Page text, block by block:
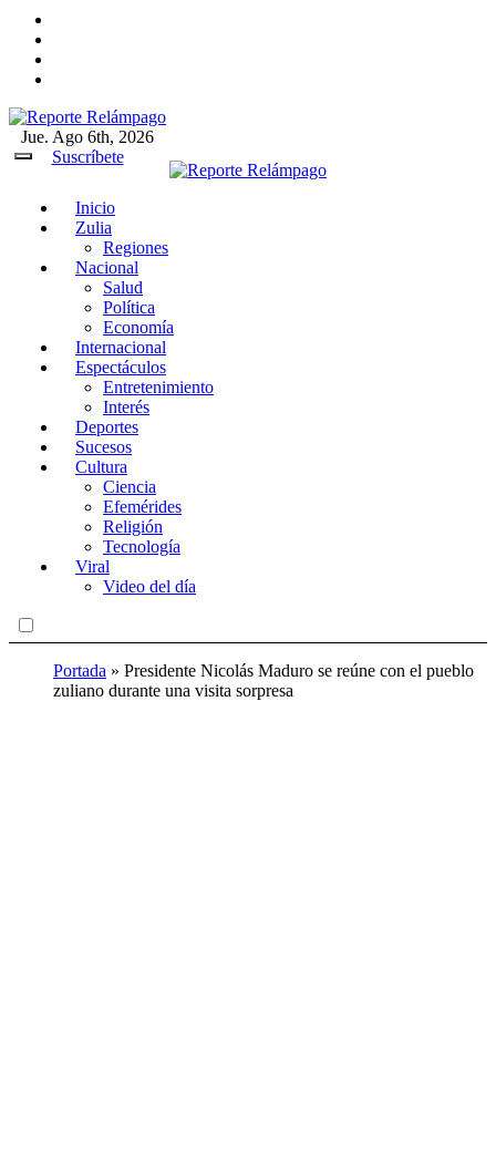
Reporte Relámpago
Claridad y rigor en cada noticia
Jue. Ago 6th, 2026
Suscríbete
Inicio
Zulia
Regiones
Nacional
Salud
Política
Economía
Internacional
Espectáculos
Entretenimiento
Interés
Deportes
Sucesos
Cultura
Ciencia
Efemérides
Religión
Tecnología
Viral
Video del día
Portada » Presidente Nicolás Maduro se reúne con el pueblo
zuliano durante una visita sorpresa